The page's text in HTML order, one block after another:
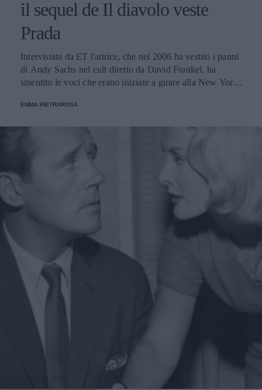
il sequel de Il diavolo veste
Prada
Intervistata da ET l'attrice, che nel 2006 ha vestito i panni
di Andy Sachs nel cult diretto da David Frankel, ha
smentito le voci che erano iniziate a girare alla New York
2023.
EMMA PIETRAROSA